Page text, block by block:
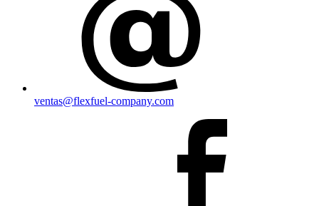
ventas@flexfuel-company.com